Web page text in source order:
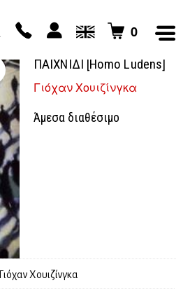
0
ΠΑΙΧΝΙΔΙ [Homo Ludens]
Γιόχαν Χουιζίνγκα
Άμεσα διαθέσιμο
Γιόχαν Χουιζίνγκα